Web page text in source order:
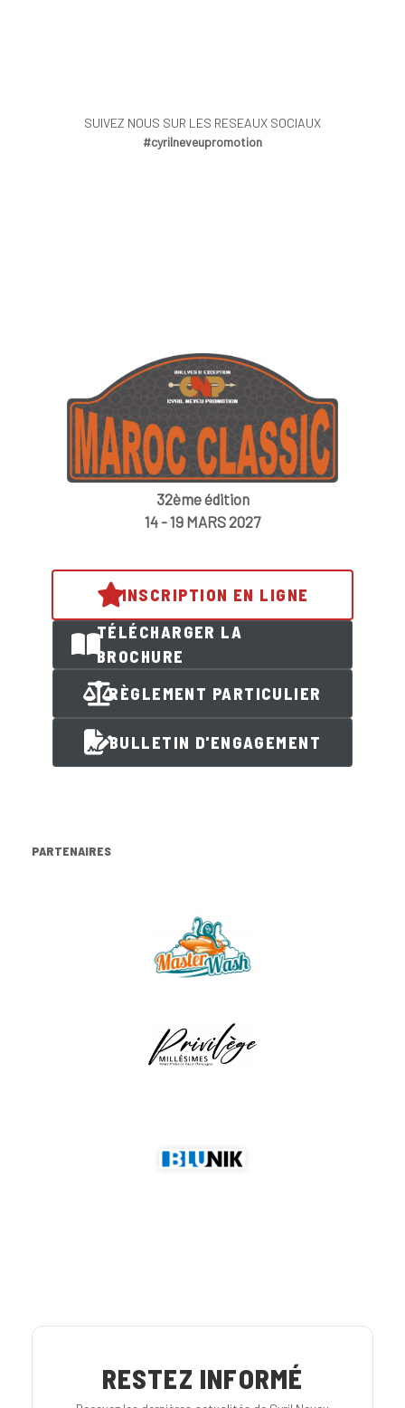
SUIVEZ NOUS SUR LES RESEAUX SOCIAUX
#cyrilneveupromotion
32ème édition
14 - 19 MARS 2027
INSCRIPTION EN LIGNE
TÉLÉCHARGER LA
BROCHURE
RÈGLEMENT PARTICULIER
BULLETIN D'ENGAGEMENT
PARTENAIRES
RESTEZ INFORMÉ